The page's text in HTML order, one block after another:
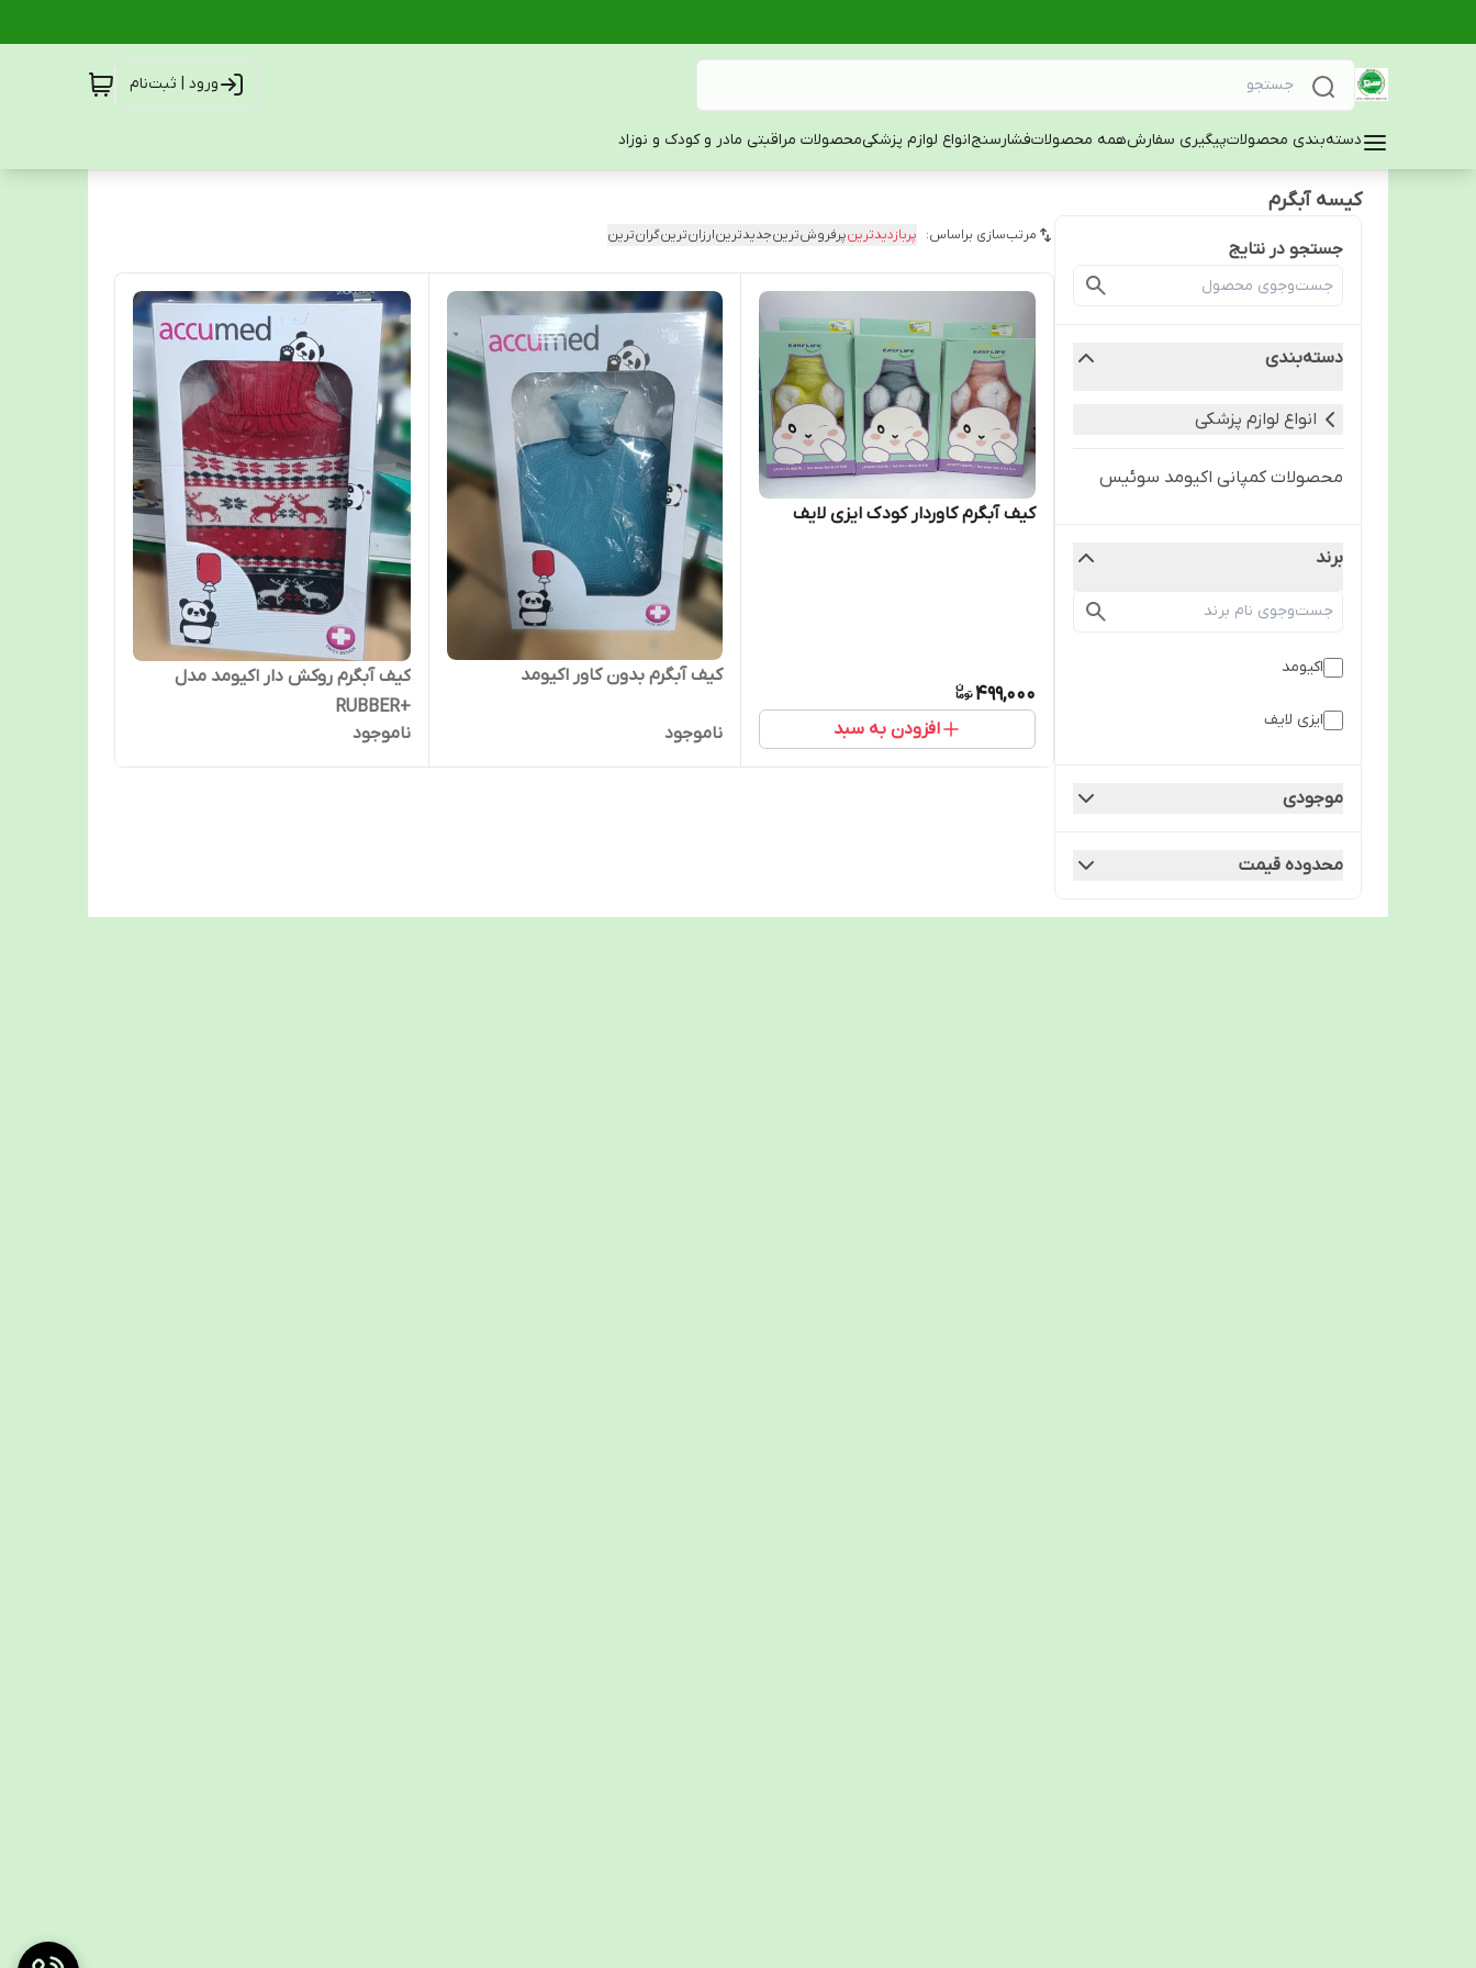
ورود | ثبت‌نام
دسته‌بندی محصولاتپیگیری سفارشهمه محصولاتفشارسنجانواع لوازم پزشکیمحصولات مراقبتی مادر و کودک و نوزاد
کیسه آبگرم
جستجو در نتایج
دسته‌بندی
انواع لوازم پزشکی
محصولات کمپانی اکیومد سوئیس
برند
اکیومد
ایزی لایف
موجودی
محدوده قیمت
مرتب‌سازی براساس: پربازدیدترینپرفروش‌ترینجدیدترینارزان‌ترینگران‌ترین
کیف آبگرم کاوردار کودک ایزی لایف
499,000
افزودن به سبد
کیف آبگرم بدون کاور اکیومد
ناموجود
کیف آبگرم روکش دار اکیومد مدل
+RUBBER
ناموجود